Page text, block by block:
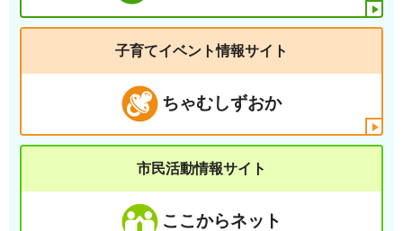
子育てイベント情報サイト
ちゃむしずおか
市民活動情報サイト
ここからネット